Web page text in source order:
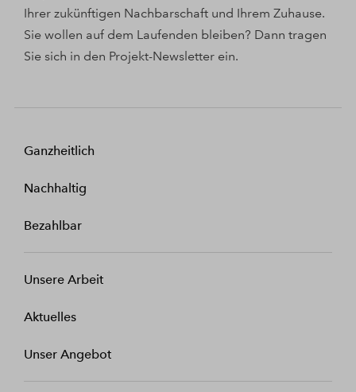
Ihrer zukünftigen Nachbarschaft und Ihrem Zuhause.
Sie wollen auf dem Laufenden bleiben? Dann tragen
Sie sich in den Projekt-Newsletter ein.
Ganzheitlich
Nachhaltig
Bezahlbar
Unsere Arbeit
Aktuelles
Unser Angebot